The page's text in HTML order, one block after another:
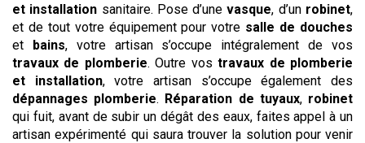
et installation sanitaire. Pose d’unevasque, d’un robinet,
et de tout votre équipement pour votre salle de douches
et bains, votre artisan s’occupe intégralement de vos
travaux de plomberie. Outre vostravaux de plomberie
et installation, votre artisan s’occupe également des
dépannages plomberie. Réparation de tuyaux, robinet
qui fuit, avant de subir un dégât des eaux, faites appel à un
artisan expérimenté qui saura trouver la solution pour venir